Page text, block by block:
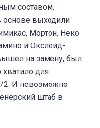
составом.
основе выходили
Мортон, Неко
и Окслейд-
на замену, был
хватило для
2. И невозможно
штаб в